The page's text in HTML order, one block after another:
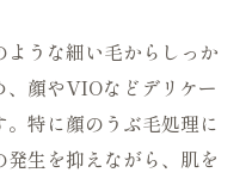
うな細い毛からしっか
、顔やVIOなどデリケー
特に顔のうぶ毛処理に
生を抑えながら、肌を